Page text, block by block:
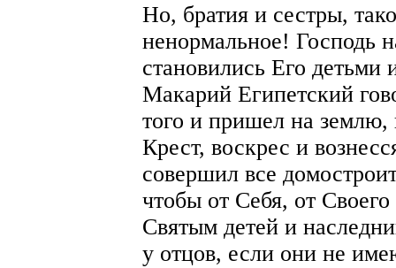
Но, братия и сестры,
ненормальное! Господь
становились Его
Макарий Египетский
того и пришел на
Крест, воскрес и
совершил все
чтобы от Себя, от
Святым детей и
у отцов, если они не